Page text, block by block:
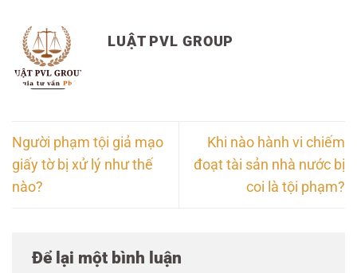
LUẬT PVL GROUP
Người phạm tội giả mạo
giấy tờ bị xử lý như thế
nào?
Khi nào hành vi chiếm
đoạt tài sản nhà nước bị
coi là tội phạm?
Để lại một bình luận